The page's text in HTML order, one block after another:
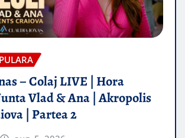
– Colaj LIVE | Hora
Vlad & Ana | Akropolis
| Partea 2